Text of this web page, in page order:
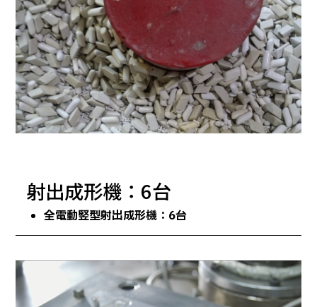
射出成形機：6台
全電動竪型射出成形機： 6台